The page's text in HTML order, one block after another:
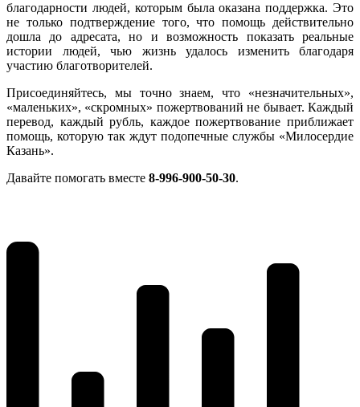
благодарности людей, которым была оказана поддержка. Это
не только подтверждение того, что помощь действительно
дошла до адресата, но и возможность показать реальные
истории людей, чью жизнь удалось изменить благодаря
участию благотворителей.
Присоединяйтесь, мы точно знаем, что «незначительных»,
«маленьких», «скромных» пожертвований не бывает. Каждый
перевод, каждый рубль, каждое пожертвование приближает
помощь, которую так ждут подопечные службы «Милосердие
Казань».
Давайте помогать вместе 8-996-900-50-30.